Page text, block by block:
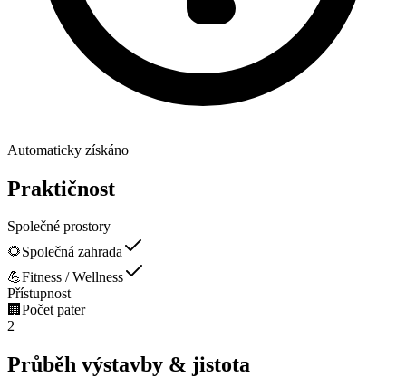
Automaticky získáno
Praktičnost
Společné prostory
🌻Společná zahrada
💪Fitness / Wellness
Přístupnost
🏢 Počet pater
2
Průběh výstavby & jistota